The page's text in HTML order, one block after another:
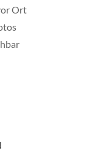
Ort